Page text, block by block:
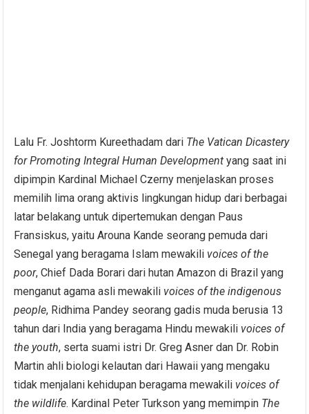
Lalu Fr. Joshtorm Kureethadam dari The Vatican Dicastery
for Promoting Integral Human Development yang saat ini
dipimpin Kardinal Michael Czerny menjelaskan proses
memilih lima orang aktivis lingkungan hidup dari berbagai
latar belakang untuk dipertemukan dengan Paus
Fransiskus, yaitu Arouna Kande seorang pemuda dari
Senegal yang beragama Islam mewakili voices of the
poor, Chief Dada Borari dari hutan Amazon di Brazil yang
menganut agama asli mewakili voices of the indigenous
people, Ridhima Pandey seorang gadis muda berusia 13
tahun dari India yang beragama Hindu mewakili voices of
the youth, serta suami istri Dr. Greg Asner dan Dr. Robin
Martin ahli biologi kelautan dari Hawaii yang mengaku
tidak menjalani kehidupan beragama mewakili voices of
the wildlife. Kardinal Peter Turkson yang memimpin The